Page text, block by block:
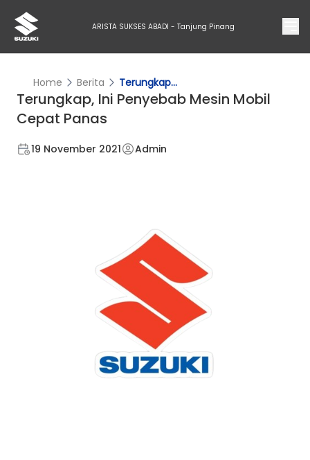
ARISTA SUKSES ABADI - Tanjung Pinang
Home Berita Terungkap...
Terungkap, Ini Penyebab Mesin Mobil
Cepat Panas
19 November 2021 Admin